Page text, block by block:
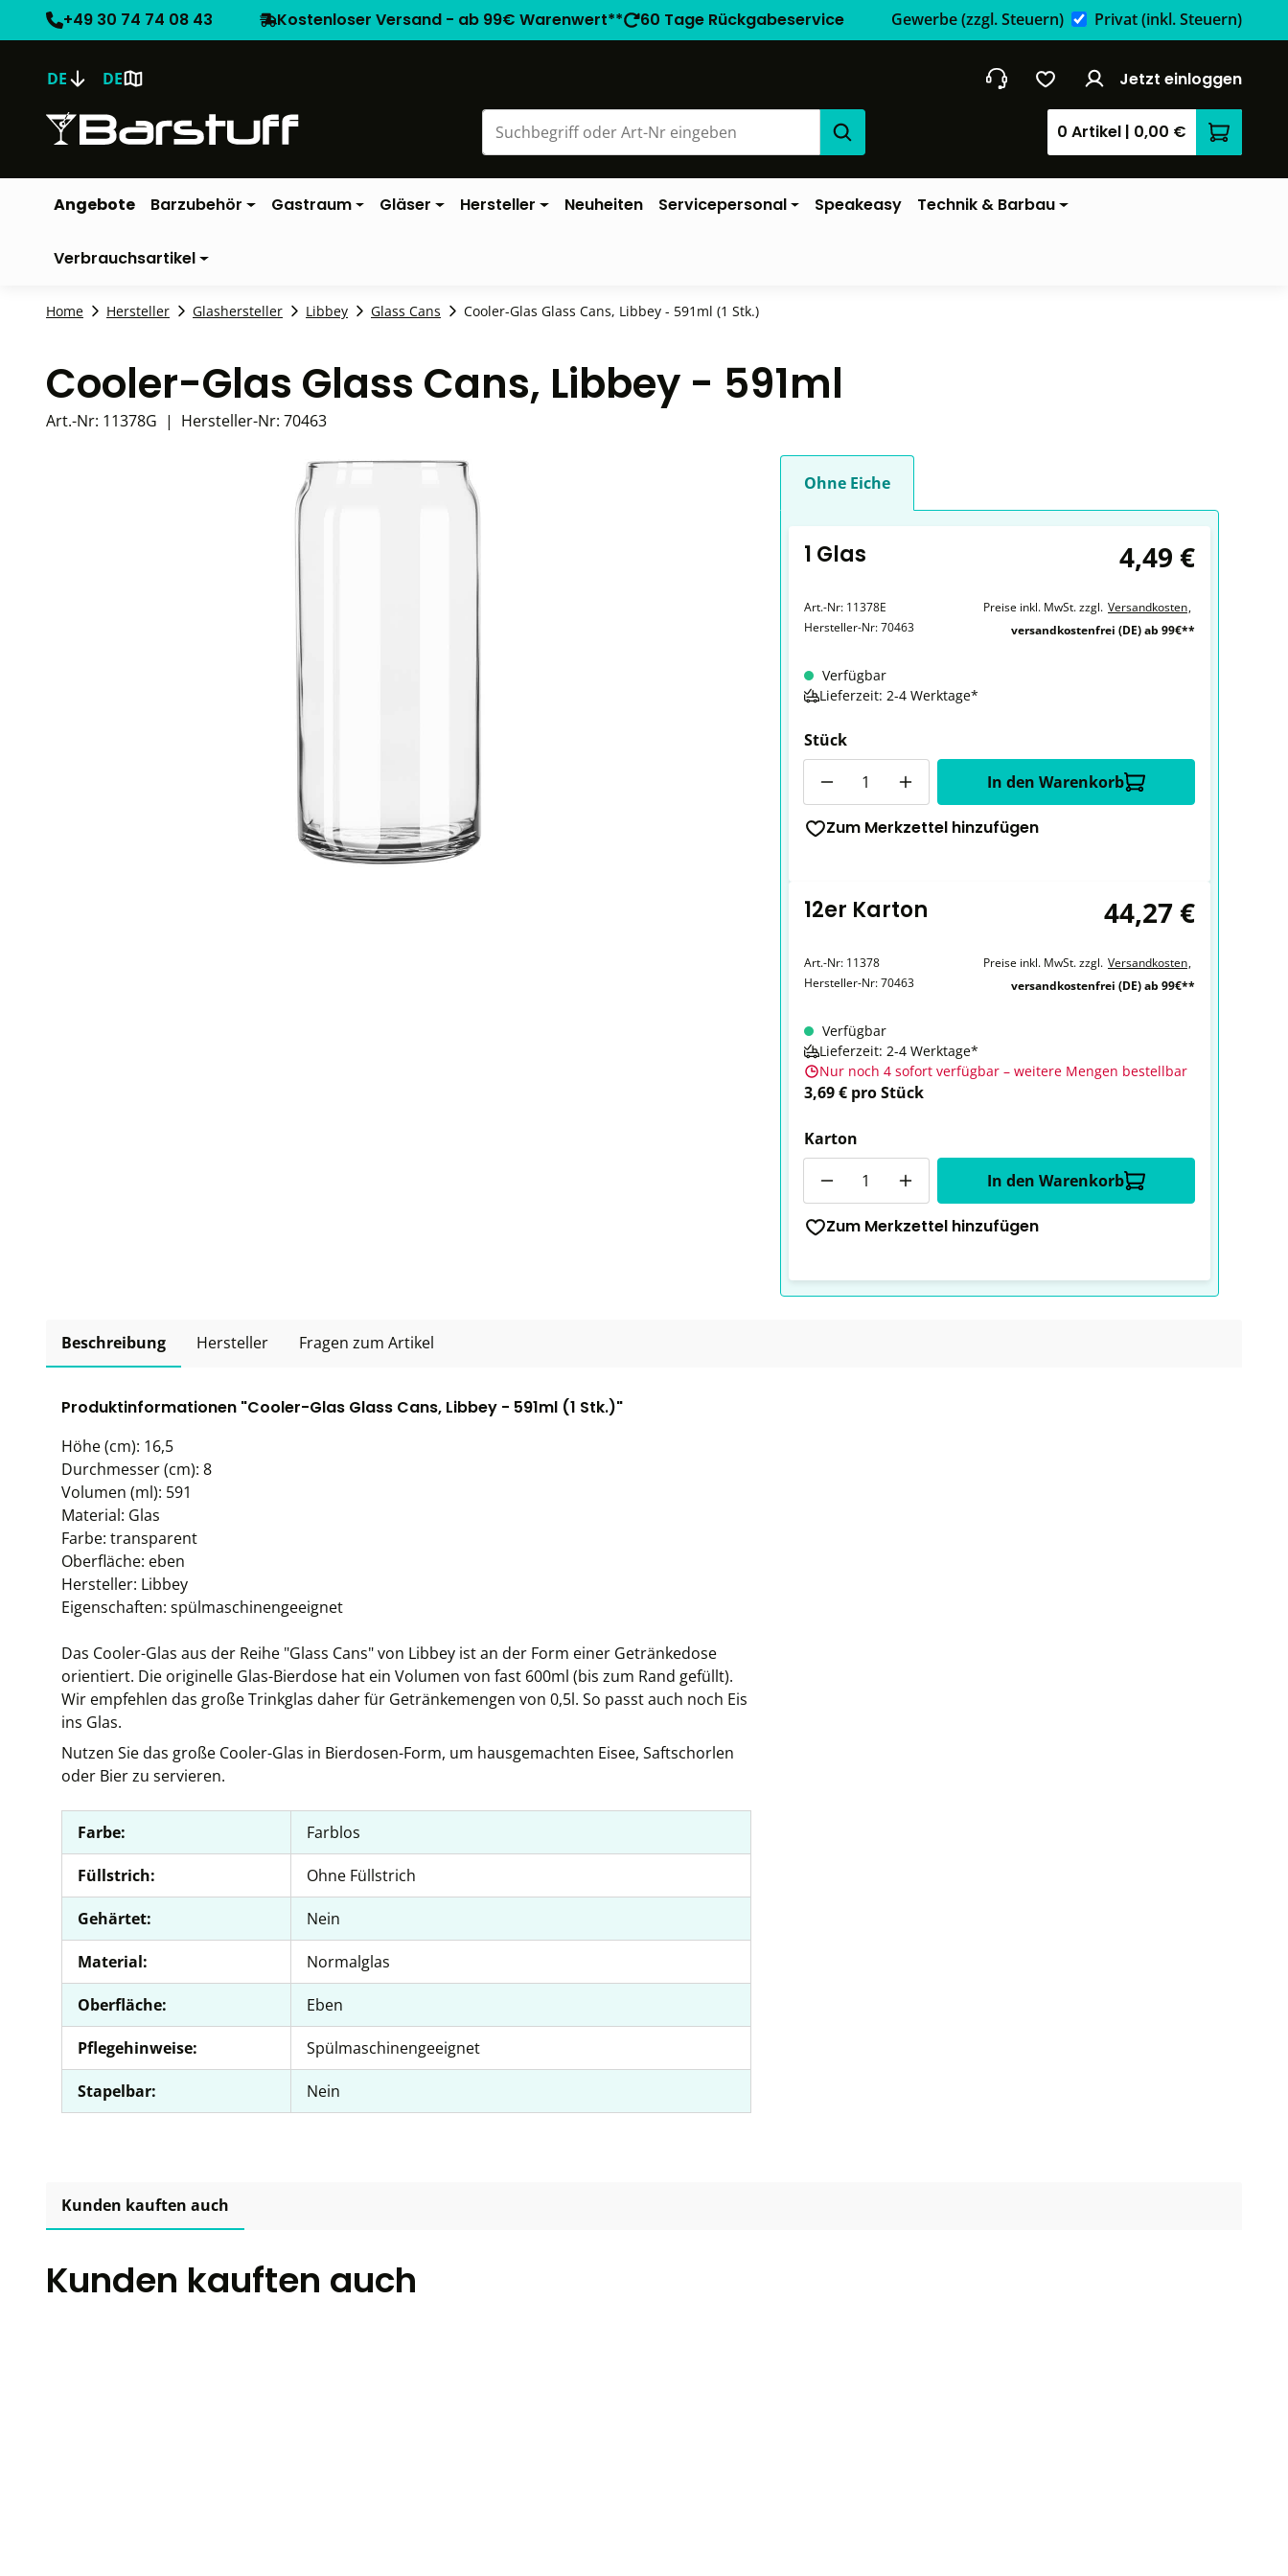
+49 30 74 74 08 43 Kostenloser Versand - ab 99€ Warenwert** 60 Tage Rückgabeservice Gewerbe(zzgl. Steuern) Privat(inkl. Steuern)
DE DE Jetzt einloggen
0 Artikel | 0,00 €
Angebote Barzubehör Gastraum Gläser Hersteller Neuheiten Servicepersonal Speakeasy Technik & Barbau
Verbrauchsartikel
Home Hersteller Glashersteller Libbey Glass Cans Cooler-Glas Glass Cans, Libbey - 591ml (1 Stk.)
Cooler-Glas Glass Cans, Libbey - 591ml
Art.-Nr: 11378G | Hersteller-Nr: 70463
Ohne Eiche
1 Glas 4,49 €
Art.-Nr: 11378E
Hersteller-Nr:70463
Preise inkl. MwSt. zzgl. Versandkosten,
versandkostenfrei (DE) ab 99€**
Verfügbar
Lieferzeit: 2-4 Werktage*
Stück
In den Warenkorb
Zum Merkzettel hinzufügen
12er Karton 44,27 €
Art.-Nr: 11378
Hersteller-Nr:70463
Preise inkl. MwSt. zzgl. Versandkosten,
versandkostenfrei (DE) ab 99€**
Verfügbar
Lieferzeit: 2-4 Werktage*
Nur noch 4 sofort verfügbar – weitere Mengen bestellbar
3,69 € pro Stück
Karton
In den Warenkorb
Zum Merkzettel hinzufügen
Beschreibung Hersteller Fragen zum Artikel
Produktinformationen "Cooler-Glas Glass Cans, Libbey - 591ml (1 Stk.)"
Höhe (cm): 16,5
Durchmesser (cm): 8
Volumen (ml): 591
Material: Glas
Farbe: transparent
Oberfläche: eben
Hersteller: Libbey
Eigenschaften: spülmaschinengeeignet
Das Cooler-Glas aus der Reihe "Glass Cans" von Libbey ist an der Form einer Getränkedose
orientiert. Die originelle Glas-Bierdose hat ein Volumen von fast 600ml (bis zum Rand gefüllt).
Wir empfehlen das große Trinkglas daher für Getränkemengen von 0,5l. So passt auch noch Eis
ins Glas.
Nutzen Sie das große Cooler-Glas in Bierdosen-Form, um hausgemachten Eisee, Saftschorlen
oder Bier zu servieren.
Farbe: Farblos
Füllstrich: Ohne Füllstrich
Gehärtet: Nein
Material: Normalglas
Oberfläche: Eben
Pflegehinweise: Spülmaschinengeeignet
Stapelbar: Nein
Kunden kauften auch
Kunden kauften auch